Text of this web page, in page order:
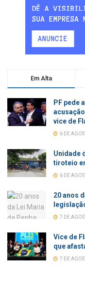
Em Alta
PF pede
vice de
6 DE
Unidade
tiroteio
6 DE
20 anos
7 DE
Vice de
que
7 DE